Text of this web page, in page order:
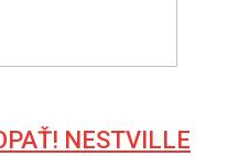
NESTVILLE